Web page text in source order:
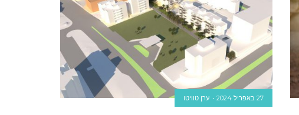
27 באפריל 2024 ערן טוויטו